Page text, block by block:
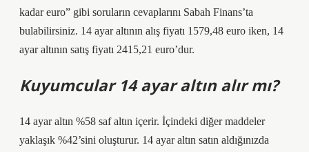
kadar euro” gibi soruların cevaplarını Sabah Finans’ta
bulabilirsiniz. 14 ayar altının alış fiyatı 1579,48 euro iken, 14
ayar altının satış fiyatı 2415,21 euro’dur.
Kuyumcular 14 ayar altın alır mı?
14 ayar altın %58 saf altın içerir. İçindeki diğer maddeler
yaklaşık %42’sini oluşturur. 14 ayar altın satın aldığınızda